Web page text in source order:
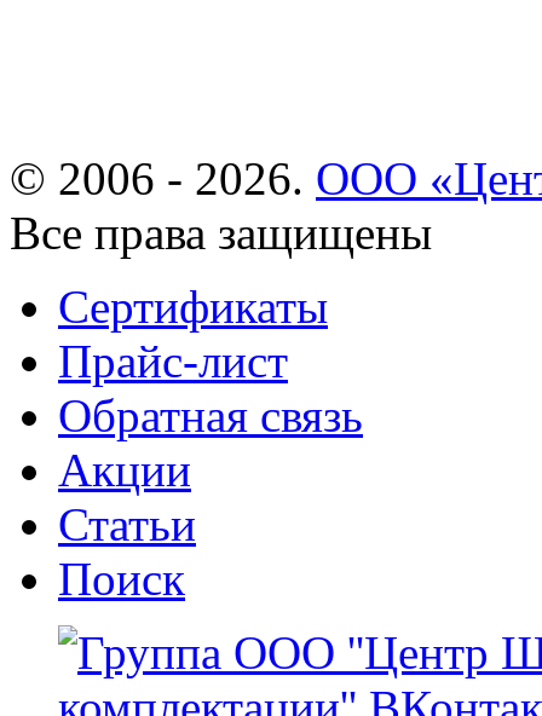
© 2006 - 2026. ООО
Все права защищены
Сертификаты
Прайс-лист
Обратная связь
Акции
Статьи
Поиск